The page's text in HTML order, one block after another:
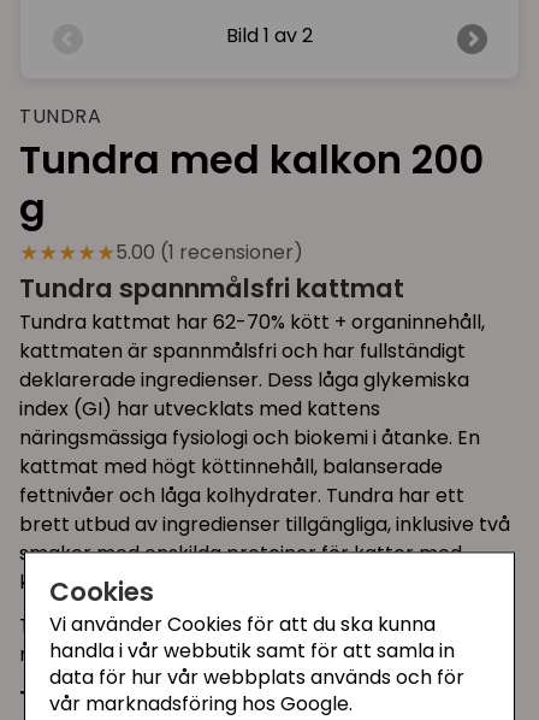
Cookies
Vi använder Cookies för att du ska kunna
handla i vår webbutik samt för att samla in
data för hur vår webbplats används och för
vår marknadsföring hos Google.
Bild 1 av 2
TUNDRA
Tundra med kalkon 200
g
★★★★★5.00 (1 recensioner)
Tundra spannmålsfri kattmat
Tundra kattmat har 62-70% kött + organinnehåll,
kattmaten är spannmålsfri och har fullständigt
deklarerade ingredienser. Dess låga glykemiska
index (GI) har utvecklats med kattens
näringsmässiga fysiologi och biokemi i åtanke. En
kattmat med högt köttinnehåll, balanserade
fettnivåer och låga kolhydrater. Tundra har ett
brett utbud av ingredienser tillgängliga, inklusive två
smaker med enskilda proteiner för katter med
känsliga magar.
Tundra är lämplig för katter och kattungar av alla
raser, livsstil och åldrar.
Tundra våtfoder med kalkon, 200 g.